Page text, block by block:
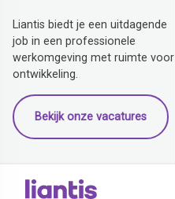
Liantis biedt je een uitdagende
job in een professionele
werkomgeving met ruimte voor
ontwikkeling.
Bekijk onze vacatures